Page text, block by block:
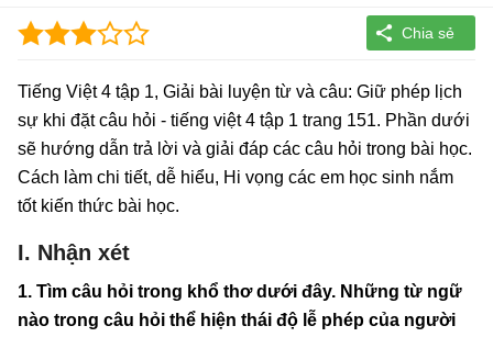
Tiếng Việt 4 tập 1, Giải bài luyện từ và câu: Giữ phép lịch
sự khi đặt câu hỏi - tiếng việt 4 tập 1 trang 151. Phần dưới
sẽ hướng dẫn trả lời và giải đáp các câu hỏi trong bài học.
Cách làm chi tiết, dễ hiểu, Hi vọng các em học sinh nắm
tốt kiến thức bài học.
I. Nhận xét
1. Tìm câu hỏi trong khổ thơ dưới đây. Những từ ngữ
nào trong câu hỏi thể hiện thái độ lễ phép của người